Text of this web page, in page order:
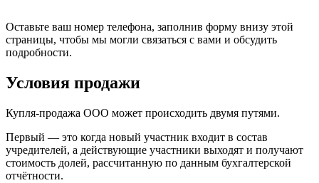
Оставьте ваш номер телефона, заполнив форму внизу этой
страницы, чтобы мы могли связаться с вами и обсудить
подробности.
Условия продажи
Купля-продажа ООО может происходить двумя путями.
Первый — это когда новый участник входит в состав
учредителей, а действующие участники выходят и получают
стоимость долей, рассчитанную по данным бухгалтерской
отчётности.